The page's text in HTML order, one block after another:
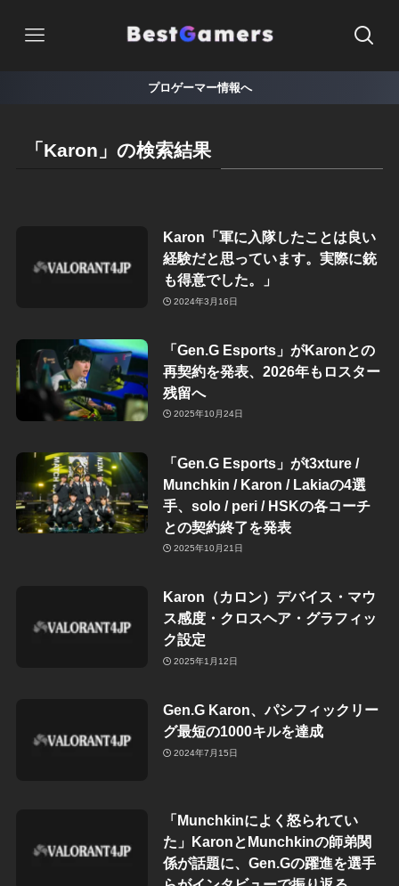
プロゲーマー情報へ
「Karon」の検索結果
Karon「軍に入隊したことは良い
経験だと思っています。実際に銃
も得意でした。」
2024年3月16日
「Gen.G Esports」がKaronとの
再契約を発表、2026年もロスター
残留へ
2025年10月24日
「Gen.G Esports」がt3xture /
Munchkin / Karon / Lakiaの4選
手、solo / peri / HSKの各コーチ
との契約終了を発表
2025年10月21日
Karon（カロン）デバイス・マウ
ス感度・クロスヘア・グラフィッ
ク設定
2025年1月12日
Gen.G Karon、パシフィックリー
グ最短の1000キルを達成
2024年7月15日
「Munchkinによく怒られてい
た」KaronとMunchkinの師弟関
係が話題に、Gen.Gの躍進を選手